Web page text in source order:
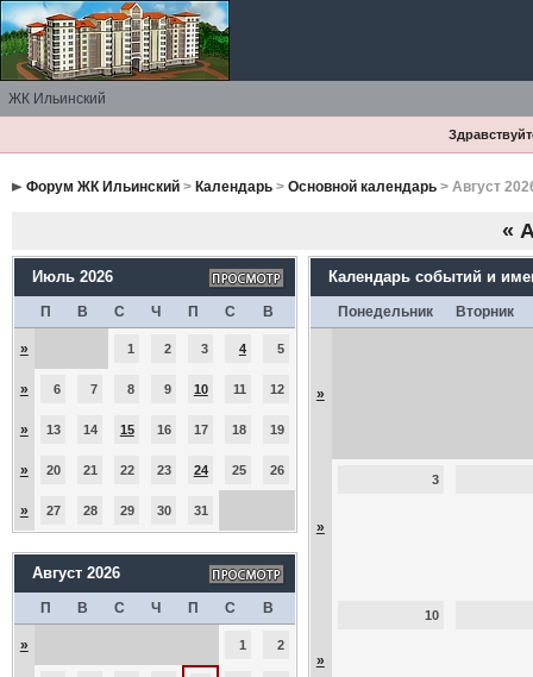
ЖК Ильинский
Форум ЖК Ильинский> Календарь> Основной календарь> Август
«
Июль 2026
П В С Ч П С В
» 1 2 3 4 5
» 6 7 8 9 10 11 12
» 13 14 15 16 17 18 19
» 20 21 22 23 24 25 26
» 27 28 29 30 31
Август 2026
П В С Ч П С В
» 1 2
Календарь событий и
Понедельник Вторник
»
»
3
»
10